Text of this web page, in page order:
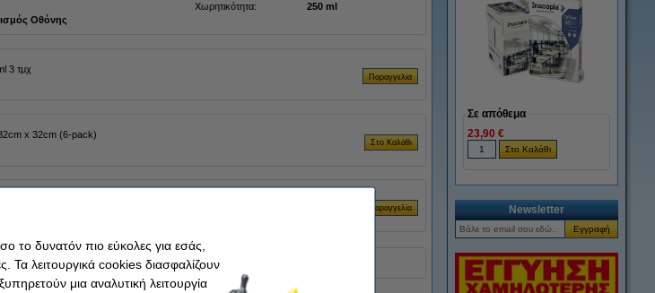
Χωρητικότητα:
250 ml
Οθόνης
3 τμχ
32cm x 32cm (6-pack)
το καθαριστικό οθόνης 123ink
Σε απόθεμα
23,90 €
Newsletter
το δυνατόν πιο εύκολες για εσάς,
Τα λειτουργικά cookies διασφαλίζουν
μια αναλυτική λειτουργία